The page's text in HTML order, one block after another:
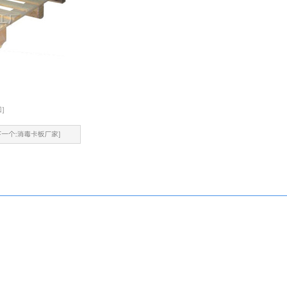
]
一个:消毒卡板厂家]